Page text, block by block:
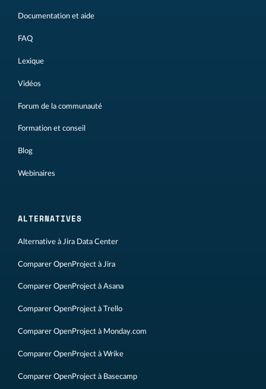
Documentation et aide
FAQ
Lexique
Vidéos
Forum de la communauté
Formation et conseil
Blog
Webinaires
ALTERNATIVES
Alternative à Jira Data Center
Comparer OpenProject à Jira
Comparer OpenProject à Asana
Comparer OpenProject à Trello
Comparer OpenProject à Monday.com
Comparer OpenProject à Wrike
Comparer OpenProject à Basecamp